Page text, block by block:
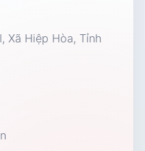
Xã Hiệp Hòa, Tỉnh